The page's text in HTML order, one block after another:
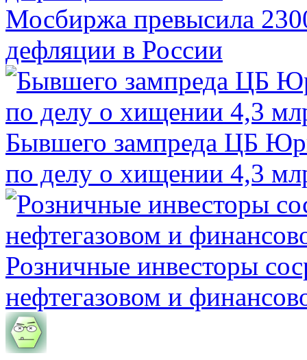
Мосбиржа превысила
дефляции в России
Бывшего зампреда ЦБ
по делу о хищении 4,3
Розничные инвесторы
нефтегазовом и